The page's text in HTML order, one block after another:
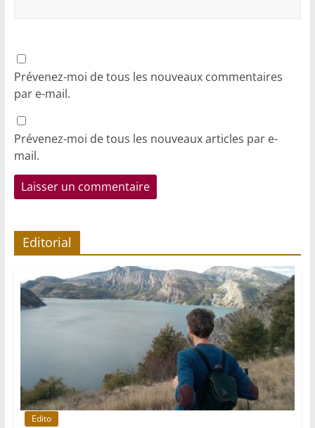
Prévenez-moi de tous les nouveaux commentaires
par e-mail.
Prévenez-moi de tous les nouveaux articles par e-
mail.
Editorial
Edito